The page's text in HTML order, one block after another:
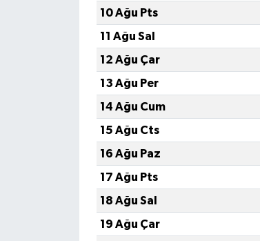
10 Ağu Pts
11 Ağu Sal
12 Ağu Çar
13 Ağu Per
14 Ağu Cum
15 Ağu Cts
16 Ağu Paz
17 Ağu Pts
18 Ağu Sal
19 Ağu Çar